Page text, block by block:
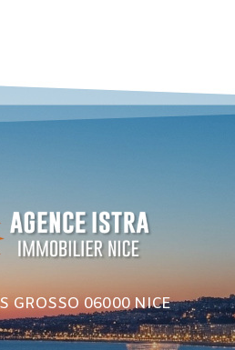
GROSSO 06000 NICE